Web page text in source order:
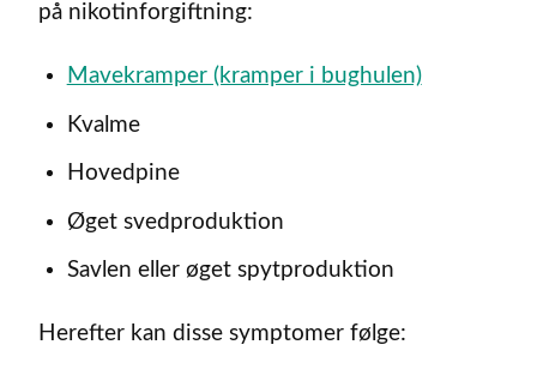
på nikotinforgiftning:
Mavekramper (kramper i bughulen)
Kvalme
Hovedpine
Øget svedproduktion
Savlen eller øget spytproduktion
Herefter kan disse symptomer følge: